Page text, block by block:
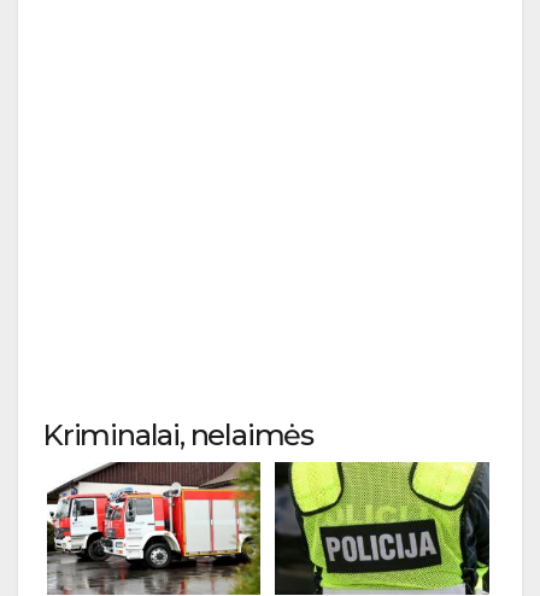
Kriminalai, nelaimės